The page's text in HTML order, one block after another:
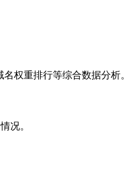
权重排行等综合数据分析。
况。